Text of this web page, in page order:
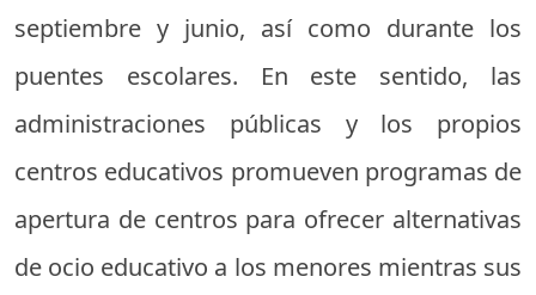
septiembre y junio, así como durante los
puentes escolares. En este sentido, las
administraciones públicas y los propios
centros educativos promueven programas de
apertura de centros para ofrecer alternativas
de ocio educativo a los menores mientras sus